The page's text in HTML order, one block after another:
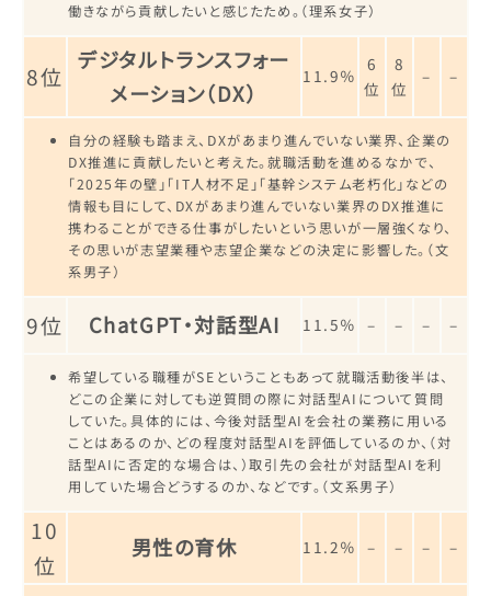
働きながら貢献したいと感じたため。（理系女子）
8位
デジタルトランスフォー
メーション（DX）
11.9％
6
位
8
位
– –
自分の経験も踏まえ、DXがあまり進んでいない業界、企業の
DX推進に貢献したいと考えた。就職活動を進めるなかで、
「2025年の壁」「IT人材不足」「基幹システム老朽化」などの
情報も目にして、DXがあまり進んでいない業界のDX推進に
携わることができる仕事がしたいという思いが一層強くなり、
その思いが志望業種や志望企業などの決定に影響した。（文
系男子）
9位 ChatGPT・対話型AI 11.5％ – – – –
希望している職種がSEということもあって就職活動後半は、
どこの企業に対しても逆質問の際に対話型AIについて質問
していた。具体的には、今後対話型AIを会社の業務に用いる
ことはあるのか、どの程度対話型AIを評価しているのか、（対
話型AIに否定的な場合は、）取引先の会社が対話型AIを利
用していた場合どうするのか、などです。（文系男子）
10
位
男性の育休 11.2％ – – – –